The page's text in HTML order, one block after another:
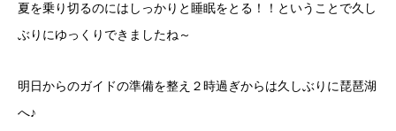
夏を乗り切るのにはしっかりと睡眠をとる！！ということで久し
ぶりにゆっくりできましたね～
明日からのガイドの準備を整え２時過ぎからは久しぶりに琵琶湖
へ♪